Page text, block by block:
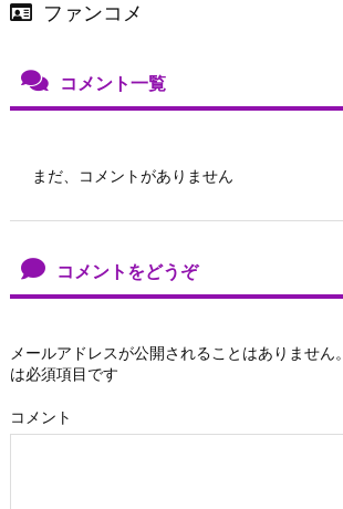
ファンコメ
コメント一覧
まだ、コメントがありません
コメントをどうぞ
メールアドレスが公開されることはありません。
は必須項目です
コメント